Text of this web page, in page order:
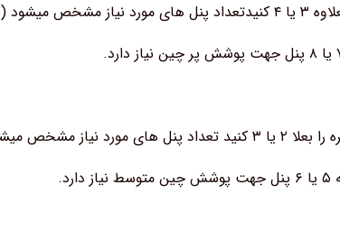
مناسب است)
مشخص میشود.